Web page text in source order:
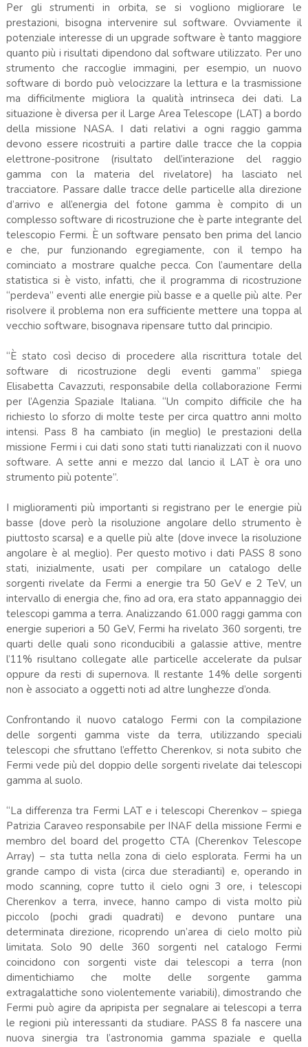
Per gli strumenti in orbita, se si vogliono migliorare le
prestazioni, bisogna intervenire sul software. Ovviamente il
potenziale interesse di un upgrade software è tanto maggiore
quanto più i risultati dipendono dal software utilizzato. Per uno
strumento che raccoglie immagini, per esempio, un nuovo
software di bordo può velocizzare la lettura e la trasmissione
ma difficilmente migliora la qualità intrinseca dei dati. La
situazione è diversa per il Large Area Telescope (LAT) a bordo
della missione NASA. I dati relativi a ogni raggio gamma
devono essere ricostruiti a partire dalle tracce che la coppia
elettrone-positrone (risultato dell’interazione del raggio
gamma con la materia del rivelatore) ha lasciato nel
tracciatore. Passare dalle tracce delle particelle alla direzione
d’arrivo e all’energia del fotone gamma è compito di un
complesso software di ricostruzione che è parte integrante del
telescopio Fermi. È un software pensato ben prima del lancio
e che, pur funzionando egregiamente, con il tempo ha
cominciato a mostrare qualche pecca. Con l’aumentare della
statistica si è visto, infatti, che il programma di ricostruzione
“perdeva” eventi alle energie più basse e a quelle più alte. Per
risolvere il problema non era sufficiente mettere una toppa al
vecchio software, bisognava ripensare tutto dal principio.
“È stato così deciso di procedere alla riscrittura totale del
software di ricostruzione degli eventi gamma” spiega
Elisabetta Cavazzuti, responsabile della collaborazione Fermi
per l’Agenzia Spaziale Italiana. “Un compito difficile che ha
richiesto lo sforzo di molte teste per circa quattro anni molto
intensi. Pass 8 ha cambiato (in meglio) le prestazioni della
missione Fermi i cui dati sono stati tutti rianalizzati con il nuovo
software. A sette anni e mezzo dal lancio il LAT è ora uno
strumento più potente”.
I miglioramenti più importanti si registrano per le energie più
basse (dove però la risoluzione angolare dello strumento è
piuttosto scarsa) e a quelle più alte (dove invece la risoluzione
angolare è al meglio). Per questo motivo i dati PASS 8 sono
stati, inizialmente, usati per compilare un catalogo delle
sorgenti rivelate da Fermi a energie tra 50 GeV e 2 TeV, un
intervallo di energia che, fino ad ora, era stato appannaggio dei
telescopi gamma a terra. Analizzando 61.000 raggi gamma con
energie superiori a 50 GeV, Fermi ha rivelato 360 sorgenti, tre
quarti delle quali sono riconducibili a galassie attive, mentre
l’11% risultano collegate alle particelle accelerate da pulsar
oppure da resti di supernova. Il restante 14% delle sorgenti
non è associato a oggetti noti ad altre lunghezze d’onda.
Confrontando il nuovo catalogo Fermi con la compilazione
delle sorgenti gamma viste da terra, utilizzando speciali
telescopi che sfruttano l’effetto Cherenkov, si nota subito che
Fermi vede più del doppio delle sorgenti rivelate dai telescopi
gamma al suolo.
“La differenza tra Fermi LAT e i telescopi Cherenkov – spiega
Patrizia Caraveo responsabile per INAF della missione Fermi e
membro del board del progetto CTA (Cherenkov Telescope
Array) – sta tutta nella zona di cielo esplorata. Fermi ha un
grande campo di vista (circa due steradianti) e, operando in
modo scanning, copre tutto il cielo ogni 3 ore, i telescopi
Cherenkov a terra, invece, hanno campo di vista molto più
piccolo (pochi gradi quadrati) e devono puntare una
determinata direzione, ricoprendo un’area di cielo molto più
limitata. Solo 90 delle 360 sorgenti nel catalogo Fermi
coincidono con sorgenti viste dai telescopi a terra (non
dimentichiamo che molte delle sorgente gamma
extragalattiche sono violentemente variabili), dimostrando che
Fermi può agire da apripista per segnalare ai telescopi a terra
le regioni più interessanti da studiare. PASS 8 fa nascere una
nuova sinergia tra l’astronomia gamma spaziale e quella